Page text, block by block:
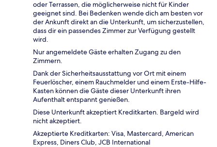
oder Terrassen, die möglicherweise nicht für Kinder
geeignet sind. Bei Bedenken wende dich am besten vor
der Ankunft direkt an die Unterkunft, um sicherzustellen,
dass dir ein passendes Zimmer zur Verfügung gestellt
wird.
Nur angemeldete Gäste erhalten Zugang zu den
Zimmern.
Dank der Sicherheitsausstattung vor Ort mit einem
Feuerlöscher, einem Rauchmelder und einem Erste-Hilfe-
Kasten können die Gäste dieser Unterkunft ihren
Aufenthalt entspannt genießen.
Diese Unterkunft akzeptiert Kreditkarten. Bargeld wird
nicht akzeptiert.
Akzeptierte Kreditkarten: Visa, Mastercard, American
Express, Diners Club, JCB International